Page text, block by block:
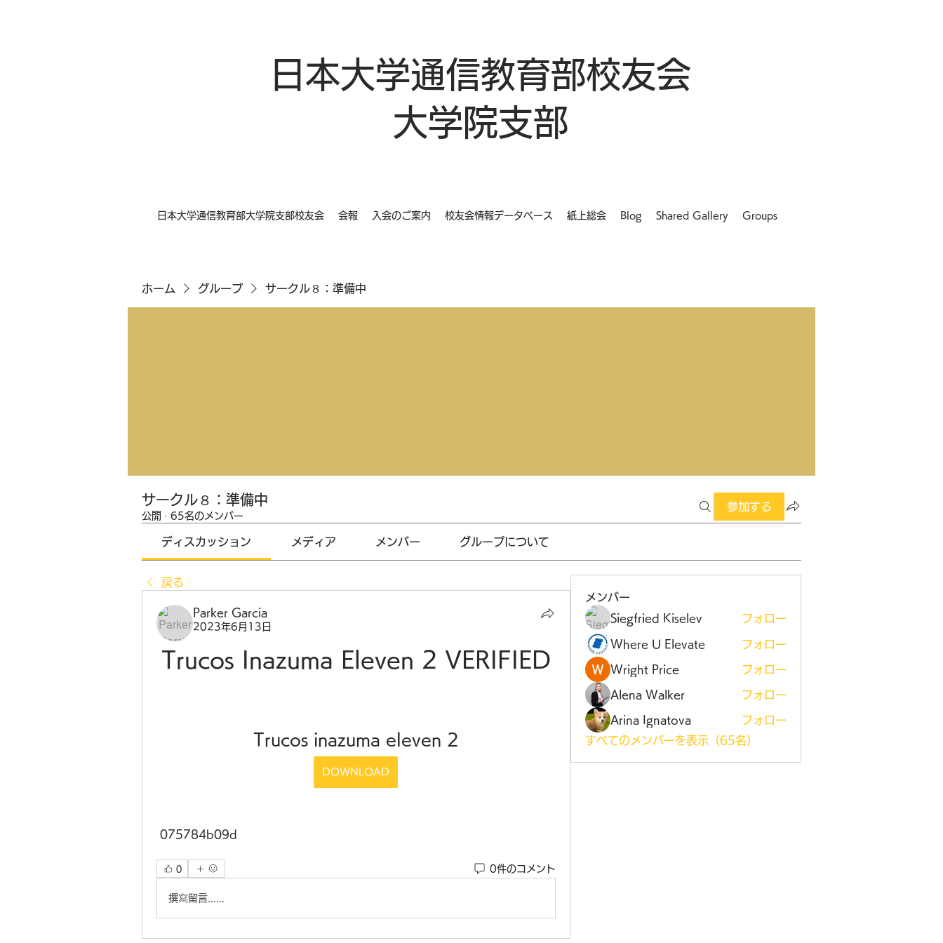
日本大学通信教育部校友会
大学院支部
日本大学通信教育部大学院支部校友会 会報 入会のご案内 校友会情報データベース 紙上総会 Blog Shared Gallery Groups
ホーム グループ サークル８：準備中
サークル８：準備中
公開 · 65名のメンバー
参加する
ディスカッション メディア メンバー グループについて
戻る
Parker Garcia
2023年6月13日
Trucos Inazuma Eleven 2 VERIFIED
Trucos inazuma eleven 2
DOWNLOAD
075784b09d
0 0件のコメント
撰寫留言......
メンバー
Siegfried Kiselev
フォロー
Where U Elevate フォロー
Wright Price フォロー
Alena Walker フォロー
Arina Ignatova
フォロー
すべてのメンバーを表示（65名）